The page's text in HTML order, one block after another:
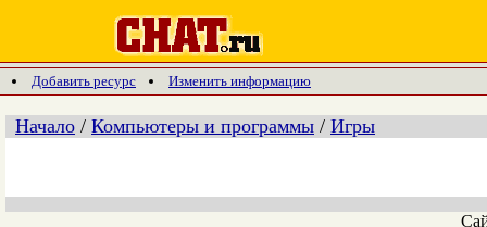
Добавить ресурс Изменить информацию
Начало / Компьютеры и программы / Игры